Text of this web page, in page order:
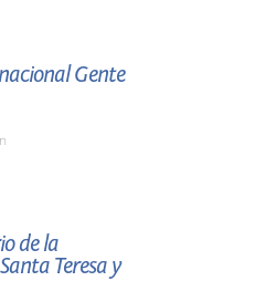
Gente
de la
Teresa y